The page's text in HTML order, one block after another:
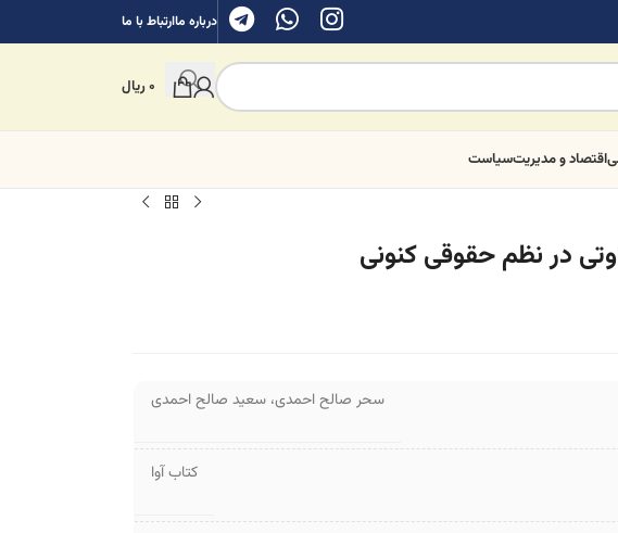
درباره ماارتباط با ما
0ریال
اقتصاد و مدیریتسیاست
در نظم حقوقی کنونی
سحر صالح احمدی،سعید صالح احمدی
کتاب آوا